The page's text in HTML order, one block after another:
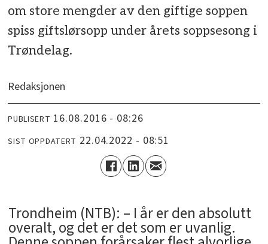
om store mengder av den giftige soppen
spiss giftslørsopp under årets soppsesong i
Trøndelag.
Redaksjonen
PUBLISERT 16.08.2016 - 08:26
SIST OPPDATERT 22.04.2022 - 08:51
Trondheim (NTB): – I år er den absolutt
overalt, og det er det som er uvanlig.